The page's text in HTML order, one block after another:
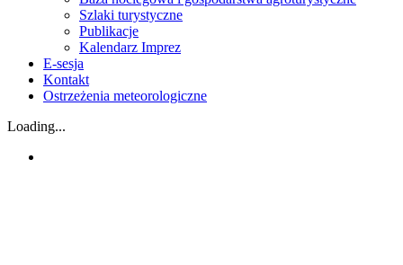
Szlaki turystyczne
Publikacje
Kalendarz Imprez
E-sesja
Kontakt
Ostrzeżenia meteorologiczne
Loading...